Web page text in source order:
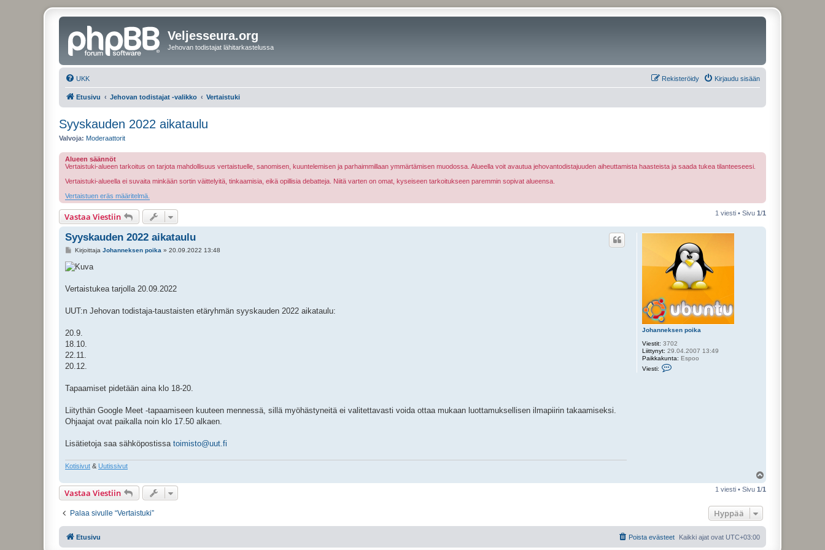
Veljesseura.org
Jehovan todistajat lähitarkastelussa
UKK Kirjaudu sisään
Rekisteröidy
Etusivu Jehovan todistajat -valikko Vertaistuki
Syyskauden 2022 aikataulu
Valvoja: Moderaattorit
Alueen säännöt
Vertaistuki-alueen tarkoitus on tarjota mahdollisuus vertaistuelle, sanomisen, kuuntelemisen ja parhaimmillaan ymmärtämisen muodossa. Alueella voit avautua jehovantodistajuuden aiheuttamista haasteista ja saada tukea tilanteeseesi.
Vertaistuki-alueella ei suvaita minkään sortin väittelyitä, tinkaamisia, eikä opillisia debatteja. Niitä varten on omat, kyseiseen tarkoitukseen paremmin sopivat alueensa.
Vertaistuen eräs määritelmä.
Vastaa Viestiin 1 viesti • Sivu 1/1
Johanneksen poika
Viestit: 3702
Liittynyt: 29.04.2007 13:49
Paikkakunta: Espoo
Viesti:
n
Syyskauden 2022 aikataulu
V
e
s
i
Kirjoittaja Johanneksen poika » 20.09.2022 13:48
Vertaistukea tarjolla 20.09.2022
UUT:n Jehovan todistaja-taustaisten etäryhmän syyskauden 2022 aikataulu:
20.9.
18.10.
22.11.
20.12.
Tapaamiset pidetään aina klo 18-20.
Liitythän Google Meet -tapaamiseen kuuteen mennessä, sillä myöhästyneitä ei valitettavasti voida ottaa mukaan luottamuksellisen ilmapiirin takaamiseksi.
Ohjaajat ovat paikalla noin klo 17.50 alkaen.
Lisätietoja saa sähköpostissa toimisto@uut.fi
Kotisivut & Uutissivut
ö
Vastaa Viestiin 1 viesti • Sivu 1 /1
Palaa sivulle “Vertaistuki” Hyppää
Etusivu Kaikki ajat ovat UTC+03:00
Poista evästeet